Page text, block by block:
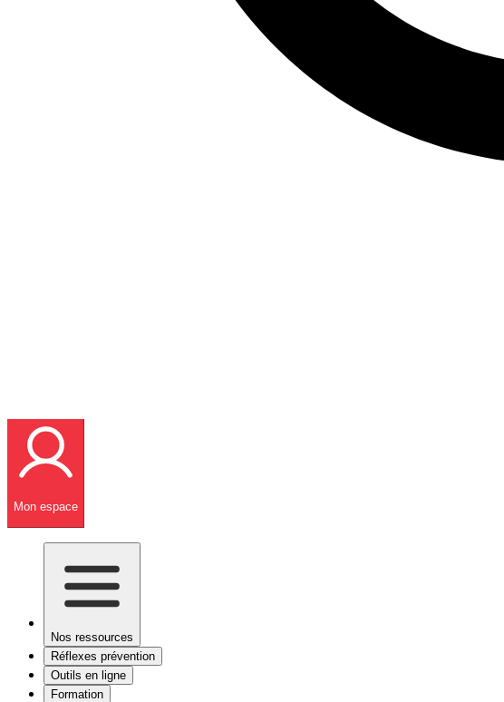
Mon espace
Nos ressources
Réflexes prévention
Outils en ligne
Formation